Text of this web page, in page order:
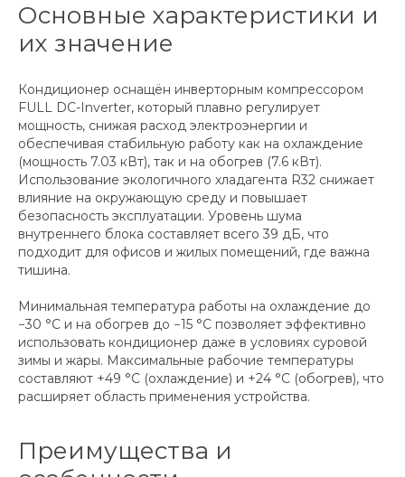
Основные характеристики и
их значение
Кондиционер оснащён инверторным компрессором
FULL DC-Inverter, который плавно регулирует
мощность, снижая расход электроэнергии и
обеспечивая стабильную работу как на охлаждение
(мощность 7.03 кВт), так и на обогрев (7.6 кВт).
Использование экологичного хладагента R32 снижает
влияние на окружающую среду и повышает
безопасность эксплуатации. Уровень шума
внутреннего блока составляет всего 39 дБ, что
подходит для офисов и жилых помещений, где важна
тишина.
Минимальная температура работы на охлаждение до
−30 °C и на обогрев до −15 °C позволяет эффективно
использовать кондиционер даже в условиях суровой
зимы и жары. Максимальные рабочие температуры
составляют +49 °C (охлаждение) и +24 °C (обогрев), что
расширяет область применения устройства.
Преимущества и